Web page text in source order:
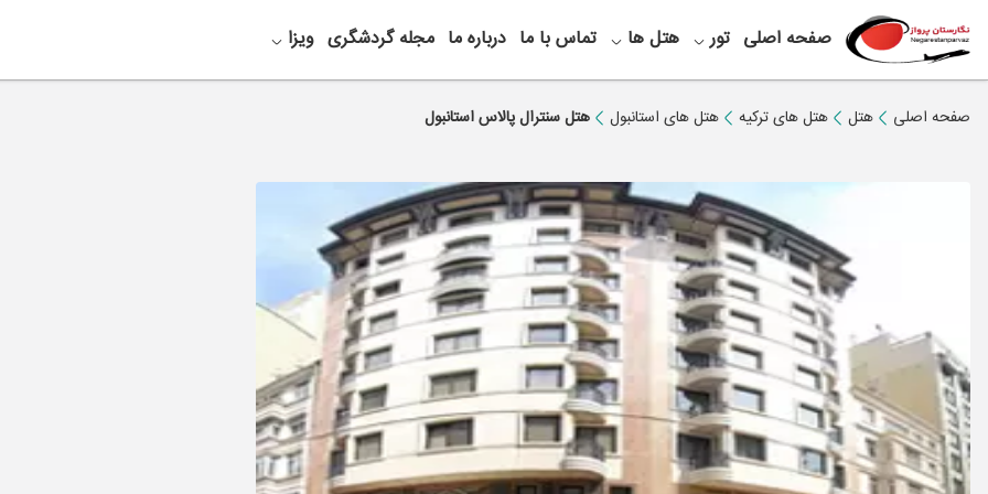
صفحه اصلی تور هتل ها تماس با ما درباره ما مجله گردشگری ویزا
صفحه اصلی هتل هتل های ترکیه هتل های استانبول هتل سنترال پالاس استانبول